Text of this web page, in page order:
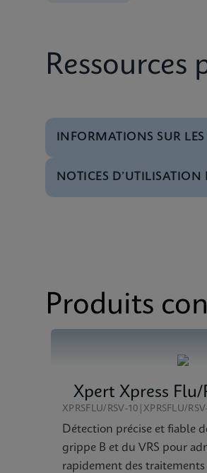
Ressources
INFORMATIONS SUR
Brochure
Fiche technique
NOTICES D’UTILISATION
Produits
Xpert Xpress Flu/
XPRSFLU/RSV-10|XPRSFLU/
Détection précise et fiable
grippe B et du VRS pour
rapidement des traitements